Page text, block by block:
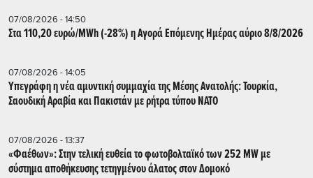
07/08/2026 - 14:50
Στα 110,20 ευρώ/MWh (-28%) η Αγορά Επόμενης Ημέρας αύριο 8/8/2026
07/08/2026 - 14:05
Υπεγράφη η νέα αμυντική συμμαχία της Μέσης Ανατολής: Τουρκία,
Σαουδική Αραβία και Πακιστάν με ρήτρα τύπου ΝΑΤΟ
07/08/2026 - 13:37
«Φαέθων»: Στην τελική ευθεία το φωτοβολταϊκό των 252 MW με
σύστημα αποθήκευσης τετηγμένου άλατος στον Δομοκό